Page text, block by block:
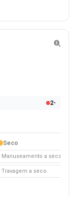
2-
Seco
Manuseamento a seco
Travagem a seco